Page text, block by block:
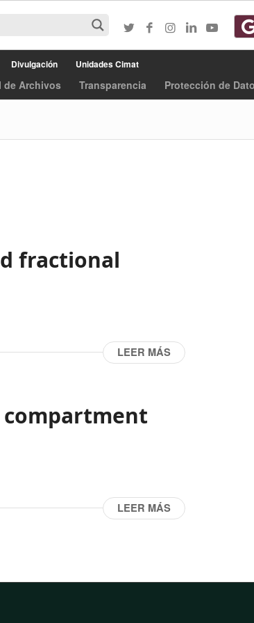
Divulgación Unidades Cimat
de Archivos Transparencia Protección de
fractional
LEER MÁS
LEER MÁS